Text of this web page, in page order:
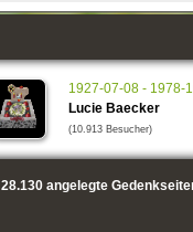
1927-07-08 - 1978-
Lucie Baecker
(10.913 Besucher)
28.130angelegte